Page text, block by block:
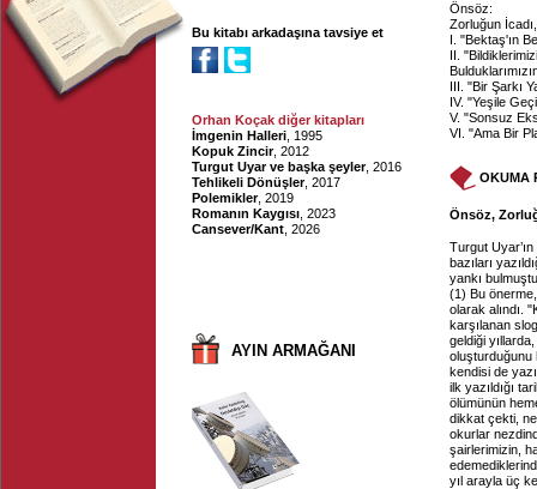
Bu kitabı arkadaşına tavsiye et
Orhan Koçak diğer kitapları
İmgenin Halleri , 1995
Kopuk Zincir, 2012
Turgut Uyar ve başka şeyler, 2016
Tehlikeli Dönüşler, 2017
Polemikler, 2019
Romanın Kaygısı , 2023
Cansever/Kant , 2026
AYIN ARMAĞANI
Önsöz:
Zorluğun
I. "Bektaş'ın
II.
III. "Bir Şarkı
IV. "Yeşile
V. "Sonsuz
VI. "Ama Bir
OKUMA
Önsöz,
Turgut
bazıları
yankı
(1) Bu önerme,
olarak alındı.
karşılanan
geldiği
oluşturduğunu
kendisi de
ilk yazıldığı
ölümünün
dikkat çekti, ne
okurlar
şairlerimizin,
yıl arayla üç